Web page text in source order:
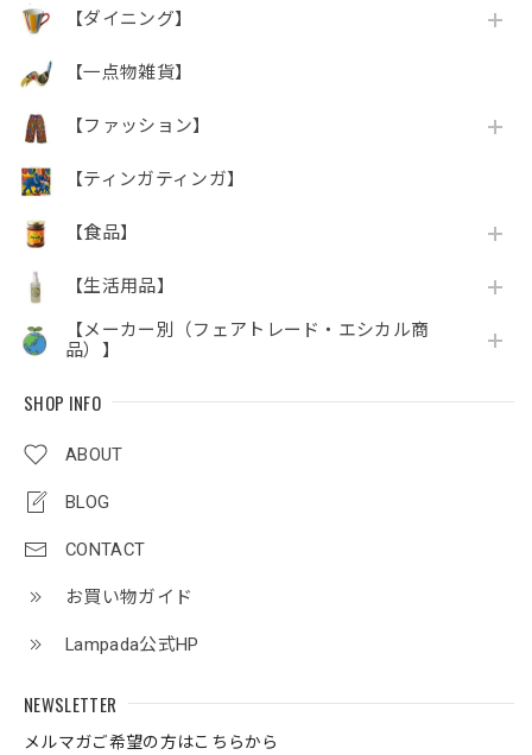
【ダイニング】
【一点物雑貨】
【ファッション】
【ティンガティンガ】
【食品】
【生活用品】
【メーカー別（フェアトレード・エシカル商
品）】
SHOP INFO
ABOUT
BLOG
CONTACT
お買い物ガイド
Lampada公式HP
NEWSLETTER
メルマガご希望の方はこちらから